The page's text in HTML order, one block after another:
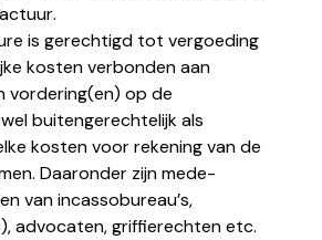
is gerechtigd tot vergoeding
kosten verbonden aan
vordering(en) op de
buitengerechtelijk als
kosten voor rekening van de
Daaronder zijn mede-
van incassobureau’s,
advocaten, griffierechten etc.